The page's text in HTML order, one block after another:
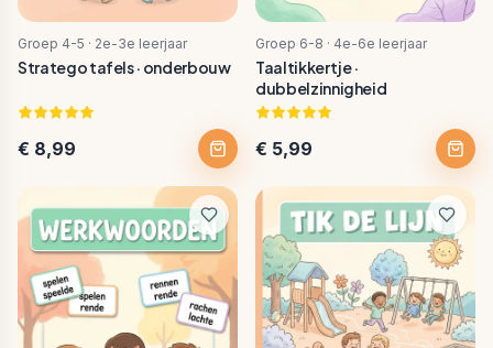
Groep 4-5 · 2e-3e leerjaar
Stratego tafels · onderbouw
€ 8,99
Groep 6-8 · 4e-6e leerjaar
Taaltikkertje ·
dubbelzinnigheid
€ 5,99